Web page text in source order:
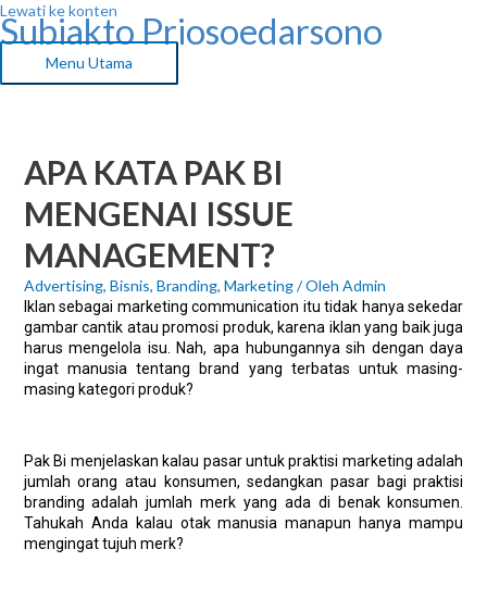
Lewati ke konten
Subiakto Priosoedarsono
Menu Utama
APA KATA PAK BI
MENGENAI ISSUE
MANAGEMENT?
Advertising, Bisnis, Branding, Marketing/ Oleh Admin
Iklan sebagai marketing communication itu tidak hanya sekedar
gambar cantik atau promosi produk, karena iklan yang baik juga
harus mengelola isu. Nah, apa hubungannya sih dengan daya
ingat manusia tentang brand yang terbatas untuk masing-
masing kategori produk?
Pak Bi menjelaskan kalau pasar untuk praktisi marketing adalah
jumlah orang atau konsumen, sedangkan pasar bagi praktisi
branding adalah jumlah merk yang ada di benak konsumen.
Tahukah Anda kalau otak manusia manapun hanya mampu
mengingat tujuh merk?